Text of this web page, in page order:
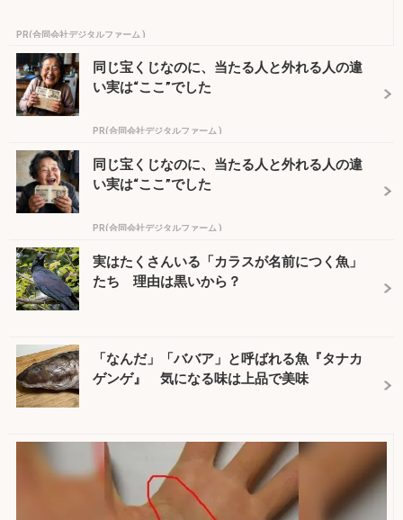
PR(合同会社デジタルファーム )
同じ宝くじなのに、当たる人と外れる人の違
い実は“ここ”でした
PR(合同会社デジタルファーム )
同じ宝くじなのに、当たる人と外れる人の違
い実は“ここ”でした
PR(合同会社デジタルファーム )
実はたくさんいる「カラスが名前につく魚」
たち 理由は黒いから？
「なんだ」「ババア」と呼ばれる魚『タナカ
ゲンゲ』 気になる味は上品で美味